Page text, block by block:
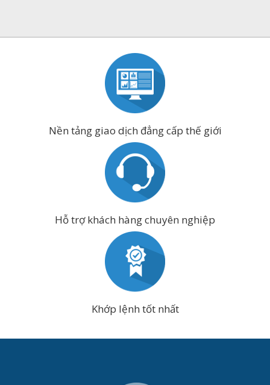
Nền tảng giao dịch đẳng cấp thế giới
Hỗ trợ khách hàng chuyên nghiệp
Khớp lệnh tốt nhất